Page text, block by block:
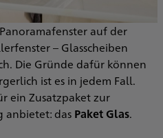
auf der
– Glasscheiben
Die Gründe dafür können
ist es in jedem Fall.
ein Zusatzpaket zur
anbietet: das Paket Glas.